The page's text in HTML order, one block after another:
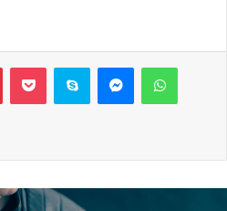
PinterestPocket Skype Messenger